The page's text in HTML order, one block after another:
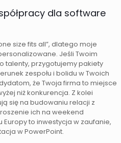
dla software
size fits all”, dlatego moje
Jeśli Twoim
talenty, przygotujemy pakiety
zespołu i bolidu w Twoich
że Twoja firma to miejsce
niż konkurencja. Z kolei
się na budowaniu relacji z
ich na weekend
to inwestycja w zaufanie,
w PowerPoint.